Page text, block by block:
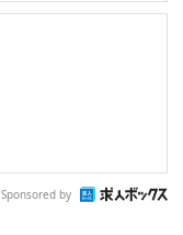
Sponsored by